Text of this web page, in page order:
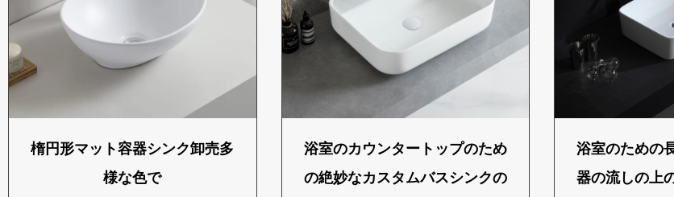
楕円形マット容器シンク卸売多
様な色で
浴室のカウンタートップのため
の絶妙なカスタムバスシンクの
浴室のための
器の流しの上